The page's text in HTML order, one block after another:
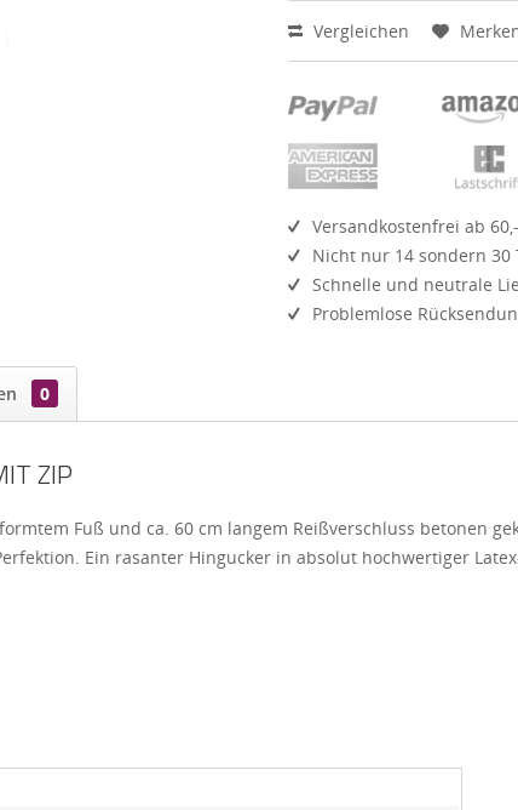
Vergleichen
Versandkostenfrei ab
Nicht nur 14 sondern 30
Schnelle und neutrale
Problemlose
0
ZIP
Fuß und ca. 60 cm langem Reißverschluss betonen
Ein rasanter Hingucker in absolut hochwertiger